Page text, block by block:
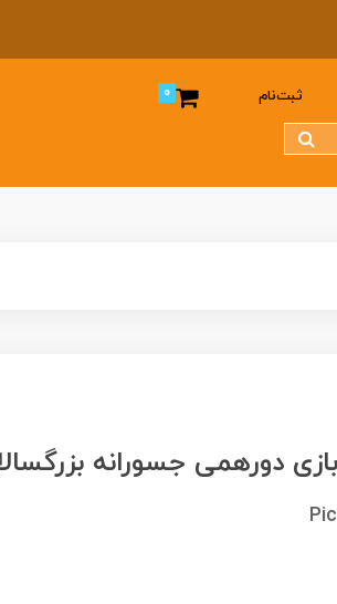
ثبت‌نام 0
دورهمی جسورانه